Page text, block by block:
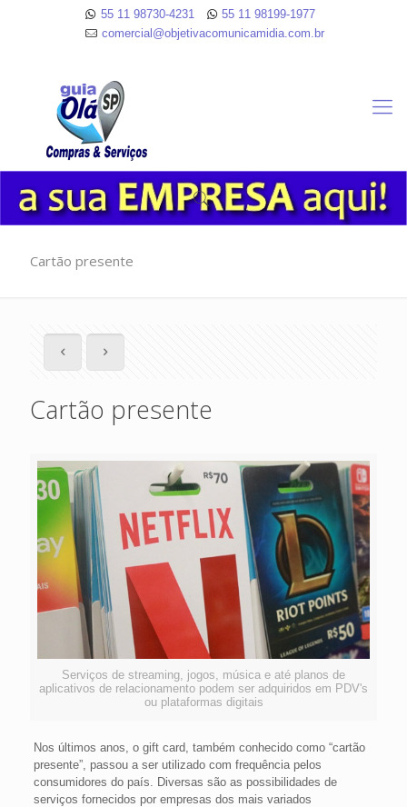
55 11 98730-4231
55 11 98199-1977
comercial@objetivacomunicamidia.com.br
Cartão presente
Cartão presente
Serviços de streaming, jogos, música e até planos de
aplicativos de relacionamento podem ser adquiridos em PDV's
ou plataformas digitais
Nos últimos anos, o gift card, também conhecido como “cartão
presente”, passou a ser utilizado com frequência pelos
consumidores do país. Diversas são as possibilidades de
serviços fornecidos por empresas dos mais variados